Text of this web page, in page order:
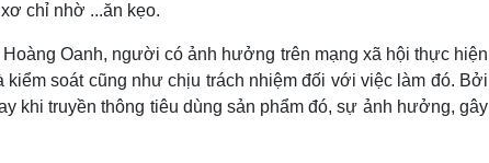
chỉ nhờ ...ăn kẹo.
Oanh, người có ảnh hưởng trên mạng xã hội thực hiện
soát cũng như chịu trách nhiệm đối với việc làm đó. Bởi
khi truyền thông tiêu dùng sản phẩm đó, sự ảnh hưởng, gây